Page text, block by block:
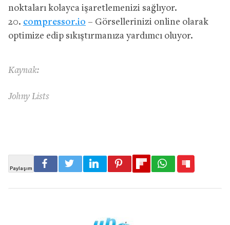
noktaları kolayca işaretlemenizi sağlıyor.
20. compressor.io – Görsellerinizi online olarak
optimize edip sıkıştırmanıza yardımcı oluyor.
Kaynak:
Johny Lists